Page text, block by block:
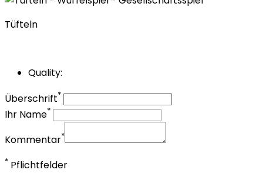
Tüfteln
Quality:
Überschrift*
Ihr Name*
Kommentar*
* Pflichtfelder